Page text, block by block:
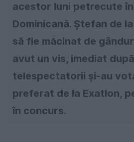
acestor luni petrecute
Dominicană. Ștefan de
să fie măcinat de
avut un vis, imediat
telespectatorii și-au
preferat de la Exatlon,
în concurs.